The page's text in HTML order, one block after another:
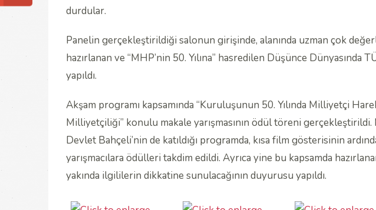
durdular.
Panelin gerçekleştirildiği salonun girişinde, alanında uzman çok
hazırlanan ve “MHP’nin 50. Yılına” hasredilen Düşünce Dünyasında
yapıldı.
Akşam programı kapsamında “Kuruluşunun 50. Yılında Milliyetçi
Milliyetçiliği” konulu makale yarışmasının ödül töreni gerçekleştirildi.
Devlet Bahçeli’nin de katıldığı programda, kısa film gösterisinin
yarışmacılara ödülleri takdim edildi. Ayrıca yine bu kapsamda
yakında ilgililerin dikkatine sunulacağının duyurusu yapıldı.